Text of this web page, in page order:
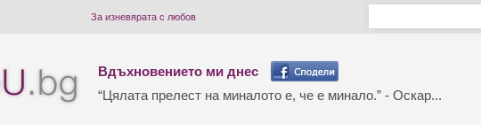
За изневярата с любов
Вдъхновението ми днес
“Цялата прелест на миналото е, че е минало.” - Оскар...